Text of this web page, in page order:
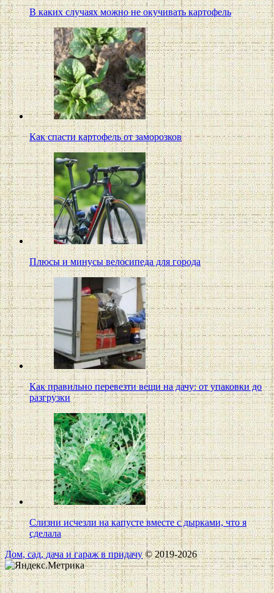
В каких случаях можно не окучивать картофель
Как спасти картофель от заморозков
Плюсы и минусы велосипеда для города
Как правильно перевезти вещи на дачу: от упаковки до
разгрузки
Слизни исчезли на капусте вместе с дырками, что я
сделала
Дом, сад, дача и гараж в придачу© 2019-2026